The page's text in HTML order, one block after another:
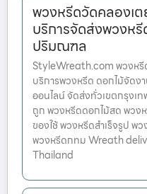
พวงหรีดวัดคลองเ
บริการจัดส่งพวงหรี
ปริมณฑล
StyleWreath.com พวงหรี
บริการพวงหรีด ดอกไม้จัดง
ออนไลน์ จัดส่งทั่วเขตกรุงเ
ถูก พวงหรีดดอกไม้สด พวง
ของใช้ พวงหรีดสำเร็จรูป
พวงหรีดกทม Wreath
Thailand